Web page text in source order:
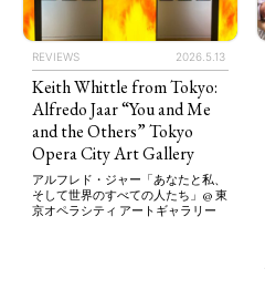
REVIEWS 2026.5.13
Keith Whittle from Tokyo:
Alfredo Jaar “You and Me
and the Others” Tokyo
Opera City Art Gallery
アルフレド・ジャー「あなたと私、
そして世界のすべての人たち」@ 東
京オペラシティ アートギャラリー